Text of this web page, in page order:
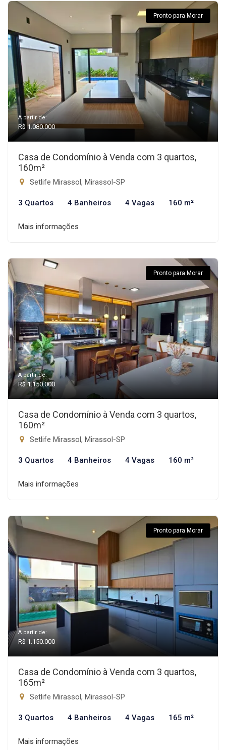
Pronto para Morar
A partir de:
R$ 1.080.000
Casa de Condomínio à Venda com 3 quartos,
160m²
Setlife Mirassol, Mirassol-SP
3 Quartos 4 Banheiros 4 Vagas 160 m²
Mais informações
Pronto para Morar
A partir de:
R$ 1.150.000
Casa de Condomínio à Venda com 3 quartos,
160m²
Setlife Mirassol, Mirassol-SP
3 Quartos 4 Banheiros 4 Vagas 160 m²
Mais informações
Pronto para Morar
A partir de:
R$ 1.150.000
Casa de Condomínio à Venda com 3 quartos,
165m²
Setlife Mirassol, Mirassol-SP
3 Quartos 4 Banheiros 4 Vagas 165 m²
Mais informações